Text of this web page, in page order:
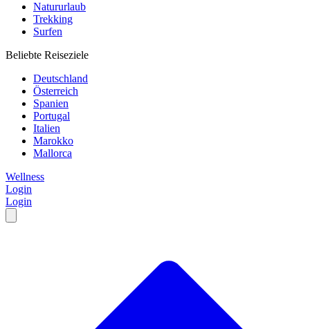
Natururlaub
Trekking
Surfen
Beliebte Reiseziele
Deutschland
Österreich
Spanien
Portugal
Italien
Marokko
Mallorca
Wellness
Login
Login